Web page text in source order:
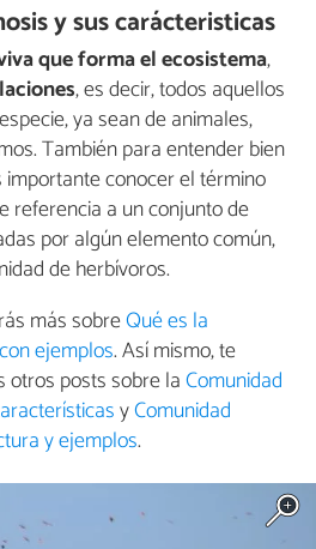
y sus carácteristicas
que forma el ecosistema,
, es decir, todos aquellos
ya sean de animales,
También para entender bien
importante conocer el término
referencia a un conjunto de
por algún elemento común,
de herbívoros.
más sobreQué es la
ejemplos. Así mismo, te
otros posts sobre laComunidad
yComunidad
y ejemplos.